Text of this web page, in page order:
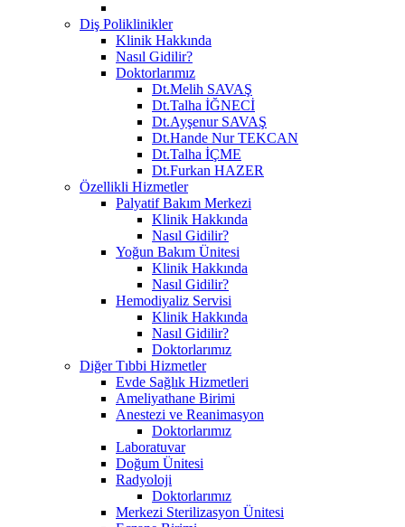
Diş Poliklinikler
Klinik Hakkında
Nasıl Gidilir?
Doktorlarımız
Dt.Melih SAVAŞ
Dt.Talha İĞNECİ
Dt.Ayşenur SAVAŞ
Dt.Hande Nur TEKCAN
Dt.Talha İÇME
Dt.Furkan HAZER
Özellikli Hizmetler
Palyatif Bakım Merkezi
Klinik Hakkında
Nasıl Gidilir?
Yoğun Bakım Ünitesi
Klinik Hakkında
Nasıl Gidilir?
Hemodiyaliz Servisi
Klinik Hakkında
Nasıl Gidilir?
Doktorlarımız
Diğer Tıbbi Hizmetler
Evde Sağlık Hizmetleri
Ameliyathane Birimi
Anestezi ve Reanimasyon
Doktorlarımız
Laboratuvar
Doğum Ünitesi
Radyoloji
Doktorlarımız
Merkezi Sterilizasyon Ünitesi